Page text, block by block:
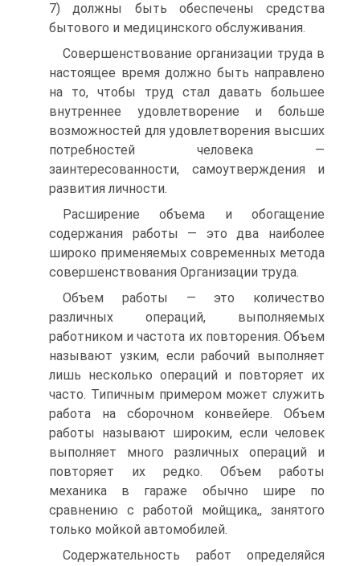
7) должны быть обеспечены средства
бытового и медицинского обслуживания.
Совершенствование организации труда в
настоящее время должно быть направлено
на то, чтобы труд стал давать большее
внутреннее удовлетворение и больше
возможностей для удовлетворения высших
потребностей человека —
заинтересованности, самоутверждения и
развития личности.
Расширение объема и обогащение
содержания работы — это два наиболее
широко применяемых современных метода
совершенствования Организации труда.
Объем работы — это количество
различных операций, выполняемых
работником и частота их повторения. Объем
называют узким, если рабочий выполняет
лишь несколько операций и повторяет их
часто. Типичным примером может служить
работа на сборочном конвейере. Объем
работы называют широким, если человек
выполняет много различных операций и
повторяет их редко. Объем работы
механика в гараже обычно шире по
сравнению с работой мойщика,, занятого
только мойкой автомобилей.
Содержательность работ определяйся